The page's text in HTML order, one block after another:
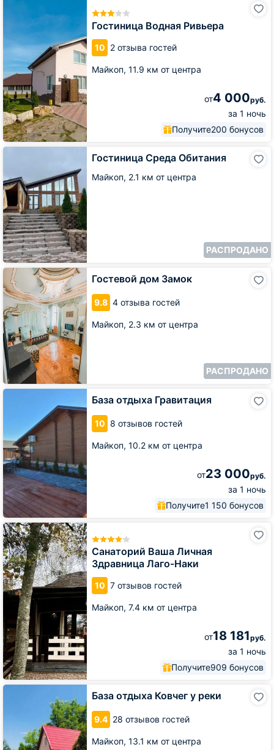
Гостиница Водная Ривьера
10 2 отзыва гостей
Майкоп, 11.9 км от центра
от4 000руб.
за 1 ночь
Получите200 бонусов
Гостиница Среда Обитания
Майкоп, 2.1 км от центра
РАСПРОДАНО
Гостиница
Гостевой дом Замок
9.8 4 отзыва гостей
Майкоп, 2.3 км от центра
РАСПРОДАНО
Гостевой
дом
Замок
База отдыха Гравитация
10 8 отзывов гостей
Майкоп, 10.2 км от центра
от23 000руб.
за 1 ночь
Получите1 150 бонусов
База
Гравитация
Санаторий Ваша Личная
Здравница Лаго-Наки
10 7 отзывов гостей
Майкоп, 7.4 км от центра
от18 181руб.
за 1 ночь
Получите909 бонусов
Санаторий
Ваша
Личная
Здравница
Лаго-
Наки
База отдыха Ковчег у реки
9.4 28 отзывов гостей
Майкоп, 13.1 км от центра
База